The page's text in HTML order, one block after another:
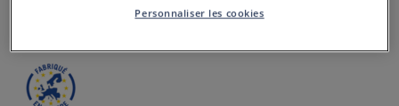
85 cm, poids : 3,5 kg.
Plus
Personnaliser les cookies